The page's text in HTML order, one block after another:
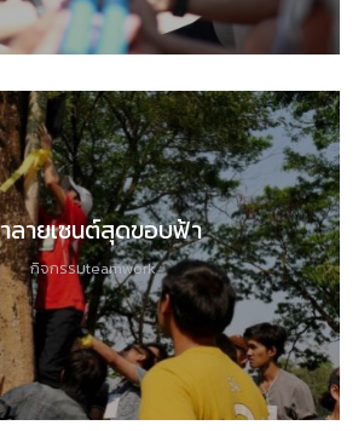
ลายเซนต์สุดขอบฟ้า
กิจกรรมteamwork